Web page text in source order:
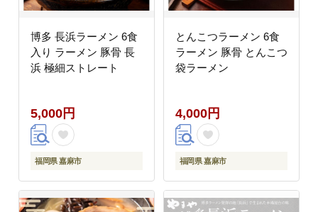
博多 長浜ラーメン 6食
入り ラーメン 豚骨 長
浜 極細ストレート
5,000円
福岡県 嘉麻市
とんこつラーメン 6食
ラーメン 豚骨 とんこつ
袋ラーメン
4,000円
福岡県 嘉麻市